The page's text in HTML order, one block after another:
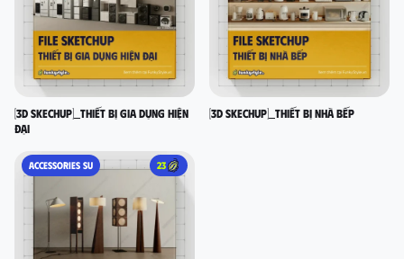
[3D SKECHUP]_Thiết bị gia dụng hiện
đại
[3D SKECHUP]_Thiết bị nhà bếp
ACCESSORIES SU 23